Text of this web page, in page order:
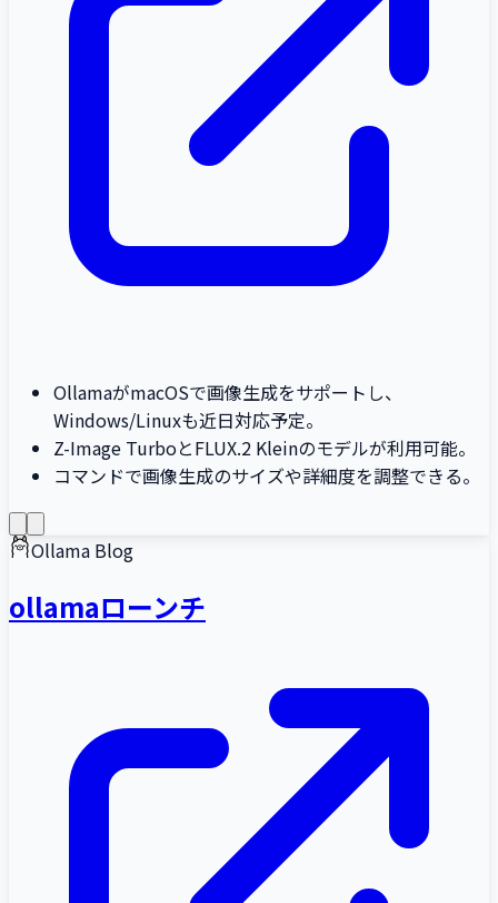
OllamaがmacOSで画像生成をサポートし、
Windows/Linuxも近日対応予定。
Z-Image TurboとFLUX.2 Kleinのモデルが利用可能。
コマンドで画像生成のサイズや詳細度を調整できる。
Ollama Blog
ollamaローンチ